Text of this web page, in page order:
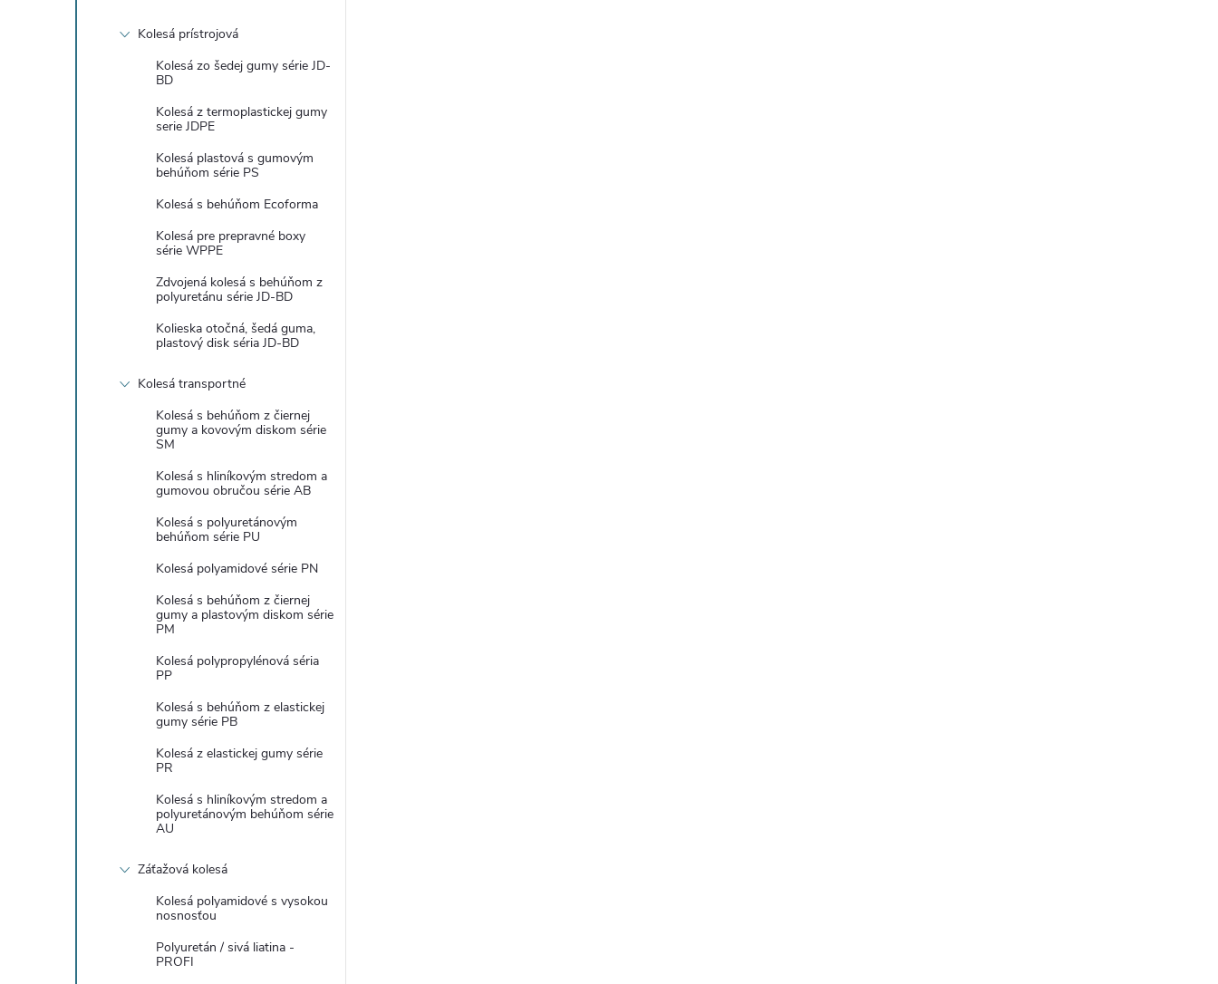
Kolesá prístrojová
Kolesá zo šedej gumy série JD-
BD
Kolesá z termoplastickej gumy
serie JDPE
Kolesá plastová s gumovým
behúňom série PS
Kolesá s behúňom Ecoforma
Kolesá pre prepravné boxy
série WPPE
Zdvojená kolesá s behúňom z
polyuretánu série JD-BD
Kolieska otočná, šedá guma,
plastový disk séria JD-BD
Kolesá transportné
Kolesá s behúňom z čiernej
gumy a kovovým diskom série
SM
Kolesá s hliníkovým stredom a
gumovou obručou série AB
Kolesá s polyuretánovým
behúňom série PU
Kolesá polyamidové série PN
Kolesá s behúňom z čiernej
gumy a plastovým diskom série
PM
Kolesá polypropylénová séria
PP
Kolesá s behúňom z elastickej
gumy série PB
Kolesá z elastickej gumy série
PR
Kolesá s hliníkovým stredom a
polyuretánovým behúňom série
AU
Záťažová kolesá
Kolesá polyamidové s vysokou
nosnosťou
Polyuretán / sivá liatina -
PROFI